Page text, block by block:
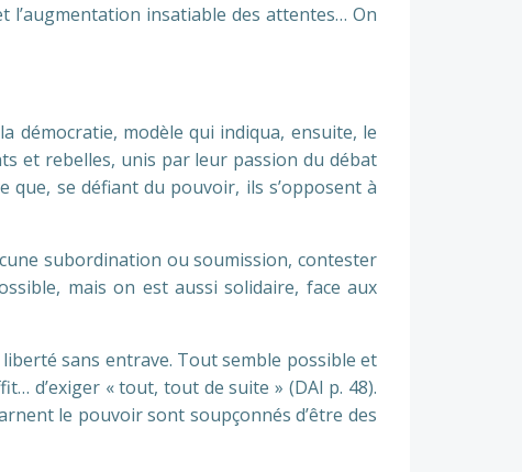
l’augmentation insatiable des attentes… On
démocratie, modèle qui indiqua, ensuite, le
et rebelles, unis par leur passion du débat
se défiant du pouvoir, ils s’opposent à
subordination ou soumission, contester
mais on est aussi solidaire, face aux
sans entrave. Tout semble possible et
d’exiger « tout, tout de suite » (DAI p. 48).
le pouvoir sont soupçonnés d’être des